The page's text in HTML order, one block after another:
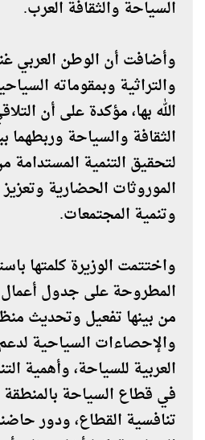
السياحة والثقافة العرب.
وأضافت أن الوطن العربي
والتراثية وبمقوماته
الله بها، مؤكدة على أن
الثقافة والسياحة
لتحقيق التنمية
الموروثات الحضارية وتعزيز
وتنمية المجتمعات.
واختتمت الوزيرة كلمتها
المطروحة على جدول أعمال
من بينها تفعيل وتحديث
والإحصاءات السياحية
في قطاع السياحة بالمنطقة
تنافسية القطاع، ودور